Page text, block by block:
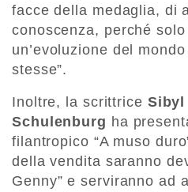
facce della medaglia, di
conoscenza, perché
un’evoluzione del
stesse”.
Inoltre, la scrittrice Sibyl
Schulenburg ha
filantropico “A muso
della vendita saranno
Genny” e serviranno ad